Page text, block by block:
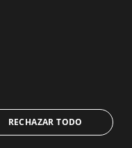
RECHAZAR TODO